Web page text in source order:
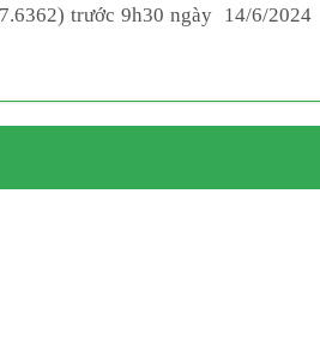
trước 9h30 ngày 14/6/2024